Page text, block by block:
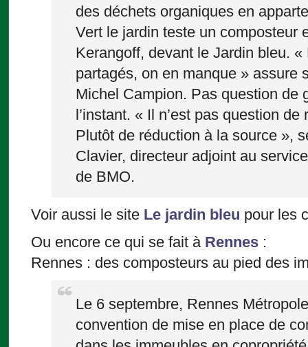
des déchets organiques en
Vert le jardin teste un composteur
Kerangoff, devant le Jardin bleu.
partagés, on en manque » assure
Michel Campion. Pas question de
l’instant. « Il n’est pas question
Plutôt de réduction à la source »,
Clavier, directeur adjoint au
de BMO.
Voir aussi le site Le jardin bleu pour les
Ou encore ce qui se fait à Rennes :
Rennes : des composteurs au pied des
Le 6 septembre, Rennes
convention de mise en place de